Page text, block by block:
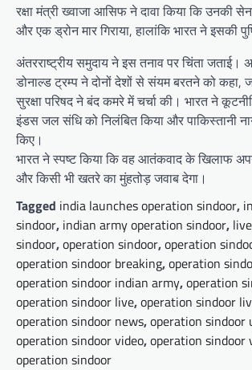
रक्षा मंत्री ख्वाजा आसिफ ने दावा किया कि उनकी
और एक ड्रोन मार गिराया, हालांकि भारत ने इसकी
अंतरराष्ट्रीय समुदाय ने इस तनाव पर चिंता जताई।
डोनाल्ड ट्रम्प ने दोनों देशों से संयम बरतने को कहा,
सुरक्षा परिषद ने बंद कमरे में चर्चा की। भारत ने
इंडस जल संधि को निलंबित किया और पाकिस्तानी
किए।
भारत ने स्पष्ट किया कि वह आतंकवाद के खिलाफ
और किसी भी खतरे का मुंहतोड़ जवाब देगा।
Tagged india launches operation sindoor,
sindoor, indian army operation sindoor,
sindoor,operation sindoor,operation
operation sindoor breaking,operation
operation sindoor indian army,operation
operation sindoor live,operation sindoor
operation sindoor news,operation sindoor
operation sindoor video,operation sindoor
operation sindoor